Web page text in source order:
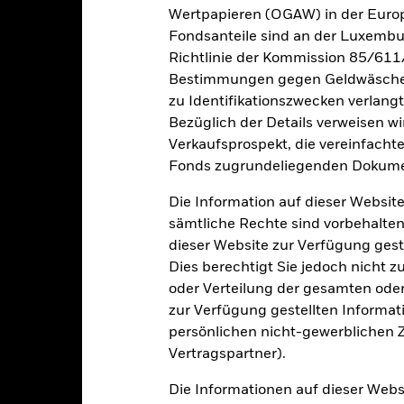
Wertpapieren (OGAW) in der
Fondsanteile sind an der
Richtlinie der Kommission 85/
Bestimmungen gegen
zu Identifikationszwecken
Bezüglich der Details verweisen
Verkaufsprospekt, die
Fonds zugrundeliegenden
Die Information auf dieser
sämtliche Rechte sind
dieser Website zur Verfügung
Dies berechtigt Sie jedoch nicht
oder Verteilung der gesamten
zur Verfügung gestellten
persönlichen nicht-gewerblichen
Vertragspartner).
Die Informationen auf dieser
12,5 4,4 -13,2 4,4 13,0
0,7 1,1 2,1 2,6 1,1
10,2 12,7 -5,2 14,3 4,0
der Berechnung wurden die laufenden Kosten abgezogen. Aus
Vergangenheit ist kein verlässlicher Indikator für die künftige
Zukunft vollkommen anders entwickeln. Dies kann Ihnen helfen
verwaltet wurde.
Wertentwicklung wird auf der Grundlage eines
sofern vorhanden. Aufgrund von
falls Sie in einer anderen Währung als derjenigen
Blackrock